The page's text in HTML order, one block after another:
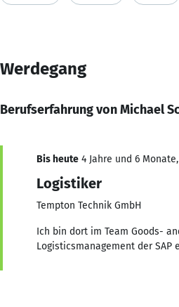
Werdegang
Berufserfahrung von Michael
Bis heute 4 Jahre und 6
Logistiker
Tempton Technik GmbH
Ich bin dort im Team Goods-
Logisticsmanagement der SAP